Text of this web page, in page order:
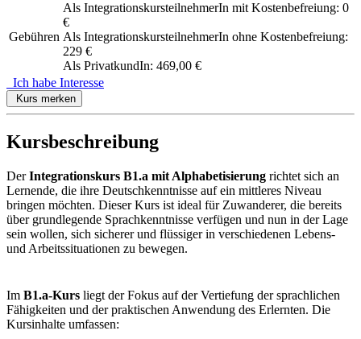
Gebühren
Als IntegrationskursteilnehmerIn mit Kostenbefreiung: 0
€
Als IntegrationskursteilnehmerIn ohne Kostenbefreiung:
229 €
Als PrivatkundIn: 469,00 €
Ich habe Interesse
Kurs merken
Kursbeschreibung
DerIntegrationskurs B1.a mit Alphabetisierung richtet sich an
Lernende, die ihre Deutschkenntnisse auf ein mittleres Niveau
bringen möchten. Dieser Kurs ist ideal für Zuwanderer, die bereits
über grundlegende Sprachkenntnisse verfügen und nun in der Lage
sein wollen, sich sicherer und flüssiger in verschiedenen Lebens-
und Arbeitssituationen zu bewegen.
Im B1.a-Kurs liegt der Fokus auf der Vertiefung der sprachlichen
Fähigkeiten und der praktischen Anwendung des Erlernten. Die
Kursinhalte umfassen: